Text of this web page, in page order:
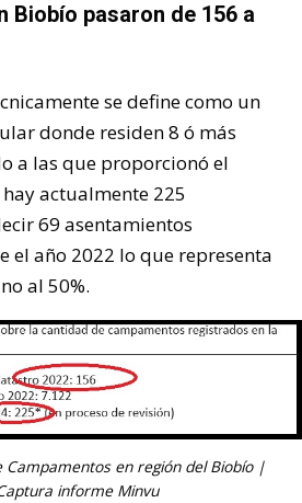
Biobío pasaron de 156 a
se define como un
donde residen 8 ó más
a las que proporcionó el
actualmente 225
69 asentamientos
el año 2022 lo que representa
al 50%.
Campamentos en región del Biobío |
informe Minvu